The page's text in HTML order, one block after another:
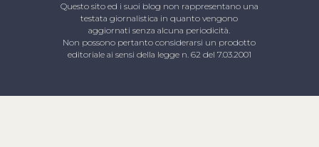
Questo sito ed i suoi blog non rappresentano una
testata giornalistica in quanto vengono
aggiornati senza alcuna periodicità.
Non possono pertanto considerarsi un prodotto
editoriale ai sensi della legge n. 62 del 7.03.2001